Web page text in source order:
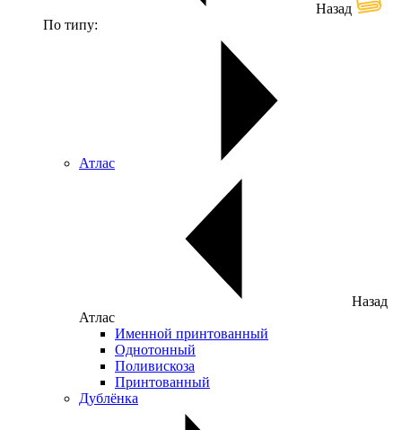
Назад
По типу:
Атлас
Назад
Атлас
Именной принтованный
Однотонный
Поливискоза
Принтованный
Дублёнка